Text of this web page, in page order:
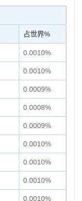
占世界%
0.0010%
0.0010%
0.0009%
0.0008%
0.0009%
0.0010%
0.0010%
0.0010%
0.0010%